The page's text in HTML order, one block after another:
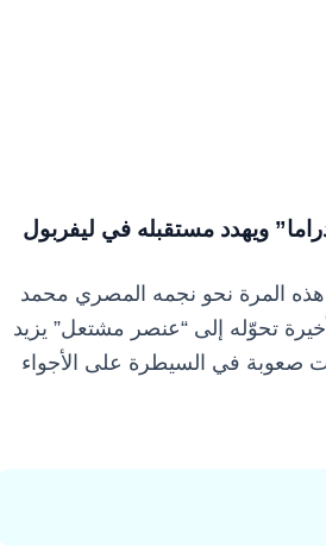
ويهدد مستقبله في ليفربول
هذه المرة نحو نجمه المصري محمد
تحوّله إلى “عنصر مشتعل” يزيد
صعوبة في السيطرة على الأجواء